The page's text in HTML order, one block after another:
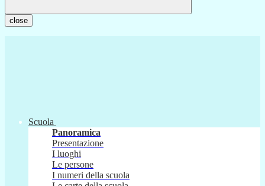
close
Scuola
Panoramica
Presentazione
I luoghi
Le persone
I numeri della scuola